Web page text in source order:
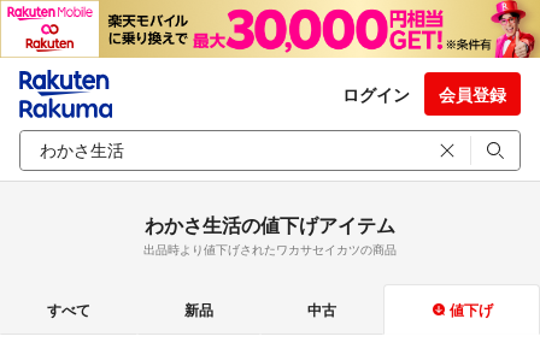
ログイン 会員登録
わかさ生活の値下げアイテム
出品時より値下げされたワカサセイカツの商品
すべて 新品 中古 値下げ